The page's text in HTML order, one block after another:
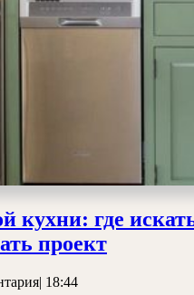
кухни: где
проектДизайн
| 18:44